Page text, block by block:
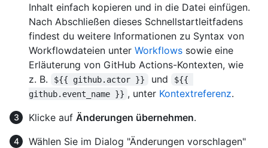
Inhalt einfach kopieren und in die Datei einfügen.
Nach Abschließen dieses Schnellstartleitfadens
findest du weitere Informationen zu Syntax von
Workflowdateien unter Workflows sowie eine
Erläuterung von GitHub Actions-Kontexten, wie
z. B.
${{ github.actor }} und
${{
github.event_name }} , unter Kontextreferenz.
Klicke auf Änderungen übernehmen.
Wählen Sie im Dialog "Änderungen vorschlagen"